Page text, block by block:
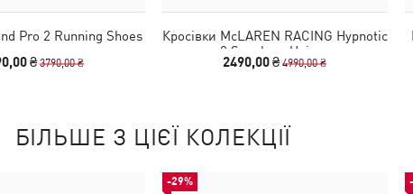
Pro 2 Running Shoes
₴3790,00 ₴
Кросівки McLAREN RACING Hypnotic
2 Sneakers Unisex
2490,00 ₴4990,00 ₴
БІЛЬШЕ З ЦІЄЇ КОЛЕКЦІЇ
-29%